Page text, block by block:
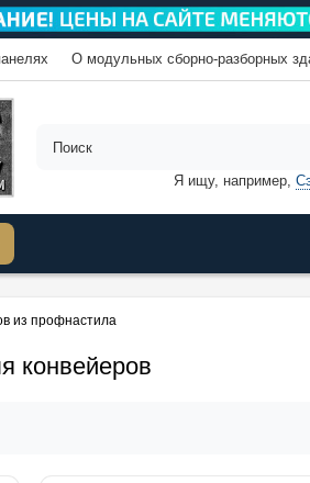
О модульных сборно-разборных
Я ищу, например,
из профнастила
конвейеров